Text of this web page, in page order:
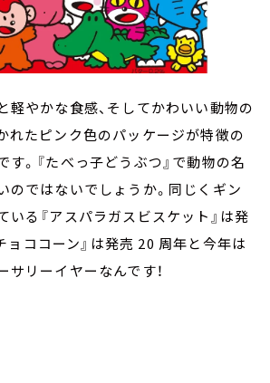
軽やかな食感、そしてかわいい動物の
れたピンク色のパッケージが特徴の
。『たべっ子どうぶつ』で動物の名
のではないでしょうか。同じくギン
いる『アスパラガスビスケット』は発
ョココーン』は発売 20 周年と今年は
サリーイヤーなんです！